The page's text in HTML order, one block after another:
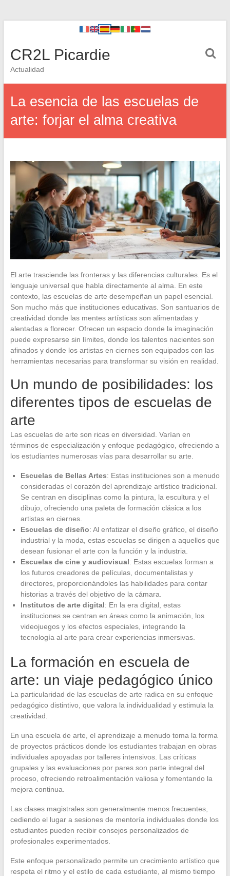
CR2L Picardie
Actualidad
La esencia de las escuelas de
arte: forjar el alma creativa
El arte trasciende las fronteras y las diferencias culturales. Es el
lenguaje universal que habla directamente al alma. En este
contexto, las escuelas de arte desempeñan un papel esencial.
Son mucho más que instituciones educativas. Son santuarios de
creatividad donde las mentes artísticas son alimentadas y
alentadas a florecer. Ofrecen un espacio donde la imaginación
puede expresarse sin límites, donde los talentos nacientes son
afinados y donde los artistas en ciernes son equipados con las
herramientas necesarias para transformar su visión en realidad.
Un mundo de posibilidades: los
diferentes tipos de escuelas de
arte
Las escuelas de arte son ricas en diversidad. Varían en
términos de especialización y enfoque pedagógico, ofreciendo a
los estudiantes numerosas vías para desarrollar su arte.
Escuelas de Bellas Artes: Estas instituciones son a menudo
consideradas el corazón del aprendizaje artístico tradicional.
Se centran en disciplinas como la pintura, la escultura y el
dibujo, ofreciendo una paleta de formación clásica a los
artistas en ciernes.
Escuelas de diseño: Al enfatizar el diseño gráfico, el diseño
industrial y la moda, estas escuelas se dirigen a aquellos que
desean fusionar el arte con la función y la industria.
Escuelas de cine y audiovisual: Estas escuelas forman a
los futuros creadores de películas, documentalistas y
directores, proporcionándoles las habilidades para contar
historias a través del objetivo de la cámara.
Institutos de arte digital: En la era digital, estas
instituciones se centran en áreas como la animación, los
videojuegos y los efectos especiales, integrando la
tecnología al arte para crear experiencias inmersivas.
La formación en escuela de
arte: un viaje pedagógico único
La particularidad de las escuelas de arte radica en su enfoque
pedagógico distintivo, que valora la individualidad y estimula la
creatividad.
En una escuela de arte, el aprendizaje a menudo toma la forma
de proyectos prácticos donde los estudiantes trabajan en obras
individuales apoyadas por talleres intensivos. Las críticas
grupales y las evaluaciones por pares son parte integral del
proceso, ofreciendo retroalimentación valiosa y fomentando la
mejora continua.
Las clases magistrales son generalmente menos frecuentes,
cediendo el lugar a sesiones de mentoría individuales donde los
estudiantes pueden recibir consejos personalizados de
profesionales experimentados.
Este enfoque personalizado permite un crecimiento artístico que
respeta el ritmo y el estilo de cada estudiante, al mismo tiempo